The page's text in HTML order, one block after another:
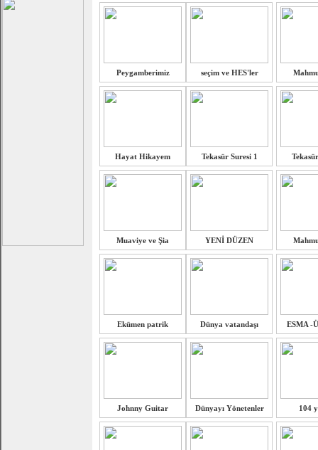
Peygamberimiz seçim ve HES'ler
Hayat Hikayem Tekasür Suresi 1
Muaviye ve Şia YENİ DÜZEN
Ekümen patrik Dünya vatandaşı ESMA -
Johnny Guitar Dünyayı Yönetenler 104